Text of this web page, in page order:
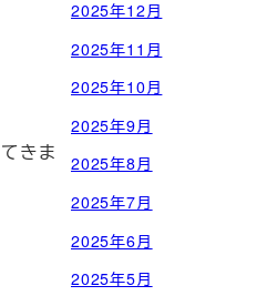
きま
2025年12月
2025年11月
2025年10月
2025年9月
2025年8月
2025年7月
2025年6月
2025年5月